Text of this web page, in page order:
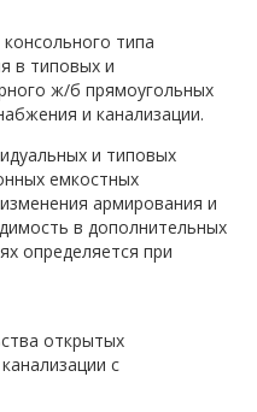
типа
в типовых и
ж/б прямоугольных
и канализации.
и типовых
емкостных
армирования и
в дополнительных
определяется при
открытых
c